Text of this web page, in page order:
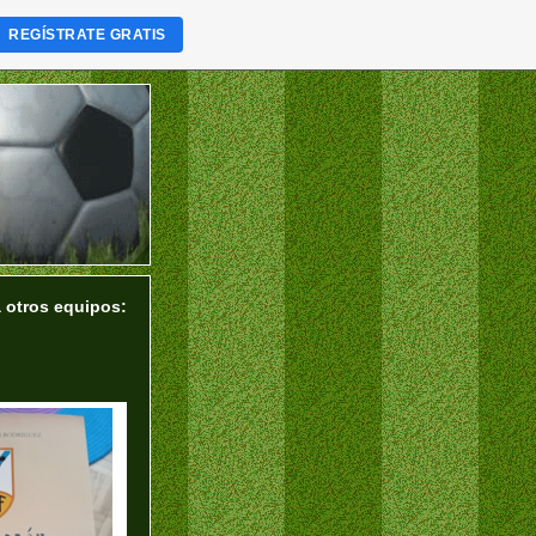
otros equipos:
REGÍSTRATE GRATIS